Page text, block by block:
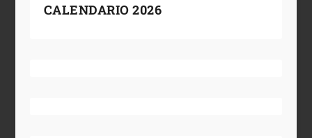
CALENDARIO 2026